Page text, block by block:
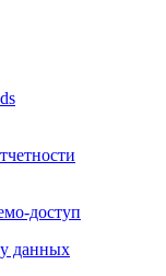
доступ
данных